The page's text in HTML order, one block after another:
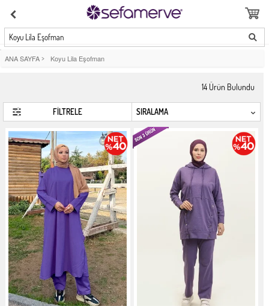
Koyu Lila Eşofman
ANA SAYFA > Koyu Lila Eşofman
14 Ürün Bulundu
FİLTRELE